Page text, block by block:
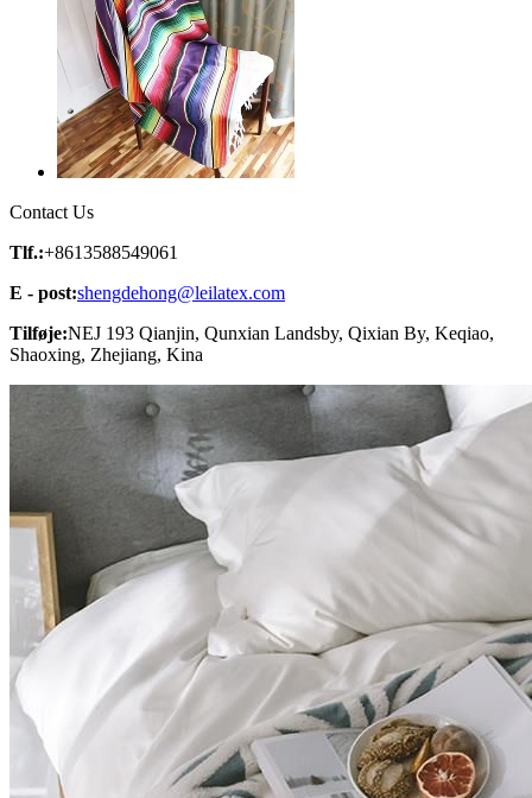
Contact Us
Tlf.:+8613588549061
E - post:shengdehong@leilatex.com
Tilføje:NEJ 193 Qianjin, Qunxian Landsby, Qixian By, Keqiao,
Shaoxing, Zhejiang, Kina